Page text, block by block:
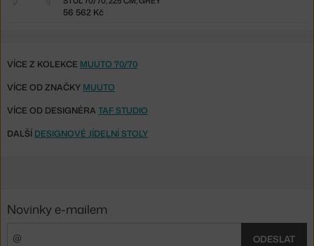
56 562 Kč
VÍCE Z KOLEKCE MUUTO 70/70
VÍCE OD ZNAČKY MUUTO
VÍCE OD DESIGNÉRA TAF STUDIO
DALŠÍ DESIGNOVÉ JÍDELNÍ STOLY
Novinky e-mailem
ODESLAT